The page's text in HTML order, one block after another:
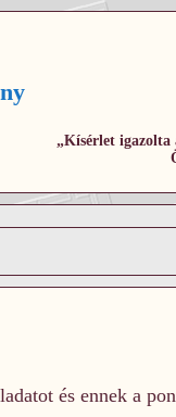
„Kísérlet igazolta
és ennek a